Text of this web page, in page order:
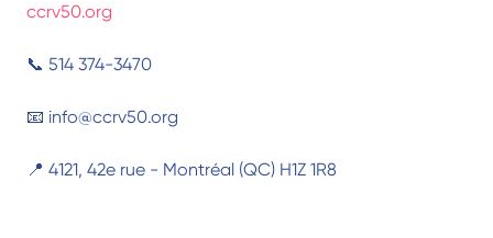
ccrv50.org
📞 514 374-3470
📧 info@ccrv50.org
📍 4121, 42e rue - Montréal (QC) H1Z 1R8